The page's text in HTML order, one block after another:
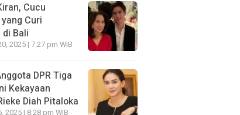
Cucu
Curi
Bali
2025 | 7:27 pm WIB
DPR Tiga
Kekayaan
Diah Pitaloka
2025 | 8:28 pm WIB